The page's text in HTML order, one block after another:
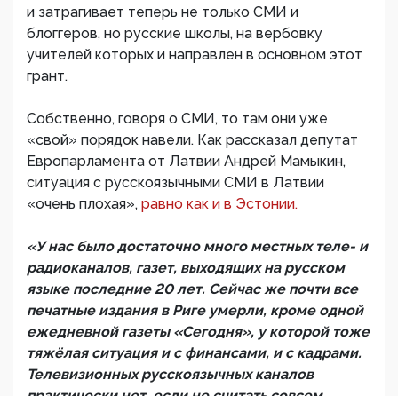
и затрагивает теперь не только СМИ и
блоггеров, но русские школы, на вербовку
учителей которых и направлен в основном этот
грант.
Собственно, говоря о СМИ, то там они уже
«свой» порядок навели. Как рассказал депутат
Европарламента от Латвии Андрей Мамыкин,
ситуация с русскоязычными СМИ в Латвии
«очень плохая», равно как и в Эстонии.
«У нас было достаточно много местных теле- и
радиоканалов, газет, выходящих на русском
языке последние 20 лет. Сейчас же почти все
печатные издания в Риге умерли, кроме одной
ежедневной газеты «Сегодня», у которой тоже
тяжёлая ситуация и с финансами, и с кадрами.
Телевизионных русскоязычных каналов